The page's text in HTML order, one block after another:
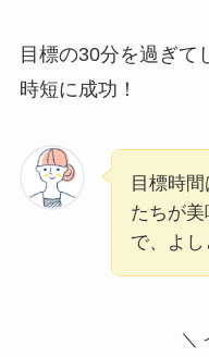
目標の30分を過ぎて
時短に成功！
目標時
たちが
で、よし
＼